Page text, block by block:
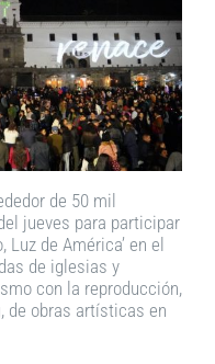
de 50 mil
jueves para participar
de América’ en el
de iglesias y
con la reproducción,
de obras artísticas en